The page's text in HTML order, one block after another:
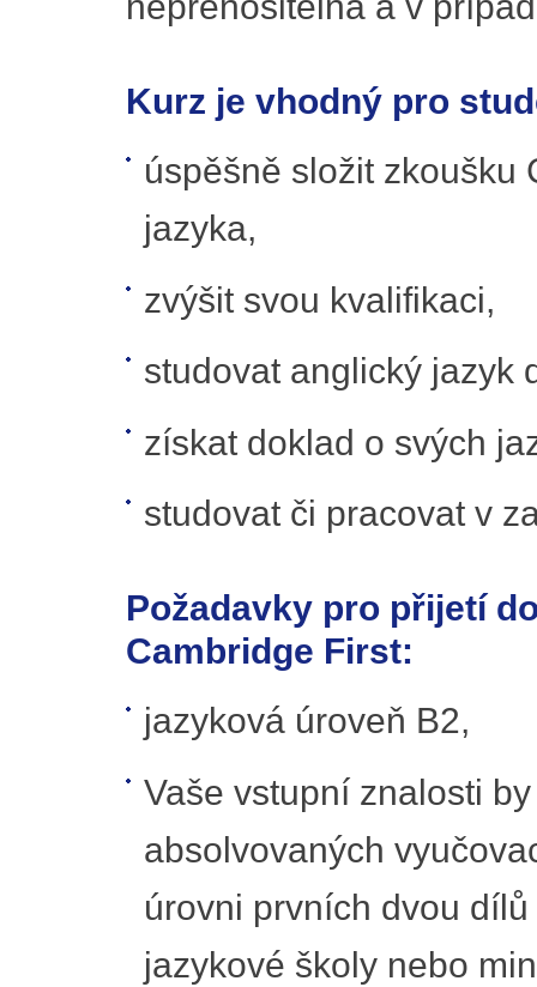
Kurz je vhodný pro
úspěšně složit zkoušku
jazyka,
zvýšit svou kvalifikaci,
studovat anglický jazyk
získat doklad o svých
studovat či pracovat v
Požadavky pro přijetí
Cambridge First:
jazyková úroveň B2,
Vaše vstupní znalosti
absolvovaných
úrovni prvních dvou
jazykové školy nebo